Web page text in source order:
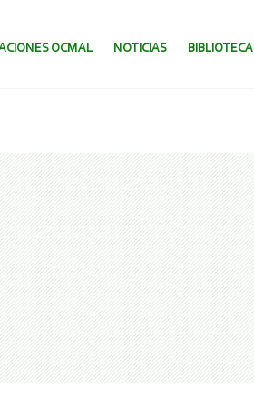
OCMAL NOTICIAS BIBLIOTECA